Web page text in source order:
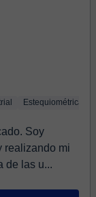
Estequiométrica
Soy
realizando mi
de las u...